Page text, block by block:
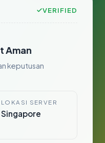
VERIFIED
Aman
keputusan
LOKASI SERVER
Singapore